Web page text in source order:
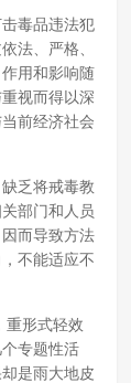
毒品违法犯
法、严格、
用和影响随
视而得以深
前经济社会
乏将戒毒教
部门和人员
而导致方法
不能适应不
重形式轻效
专题性活
是雨大地皮